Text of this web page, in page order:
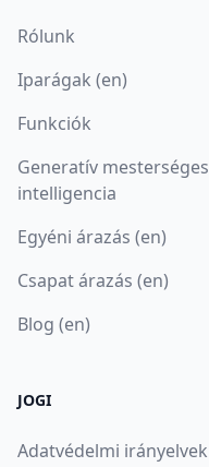
Rólunk
Iparágak (en)
Funkciók
Generatív mesterséges
intelligencia
Egyéni árazás (en)
Csapat árazás (en)
Blog (en)
JOGI
Adatvédelmi irányelvek